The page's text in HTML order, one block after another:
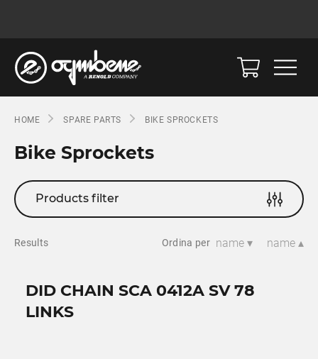
HOME SPARE PARTS BIKE SPROCKETS
Bike Sprockets
Products filter
Results Ordina per name ▾ name ▴
DID CHAIN SCA 0412A SV 78
LINKS